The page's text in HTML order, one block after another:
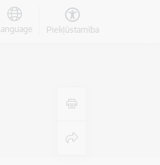
Piekļūstamība